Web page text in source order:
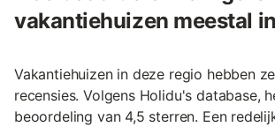
vakantiehuizen meestal
Vakantiehuizen in deze regio hebben
recensies. Volgens Holidu's database,
beoordeling van 4,5 sterren. Een